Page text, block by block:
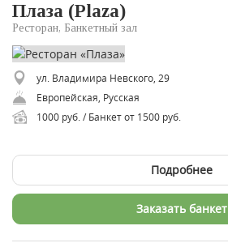
Плаза (Plaza)
Ресторан, Банкетный зал
ул. Владимира Невского, 29
Европейская, Русская
1000 руб. / Банкет от 1500 руб.
Подробнее
Заказать банкет